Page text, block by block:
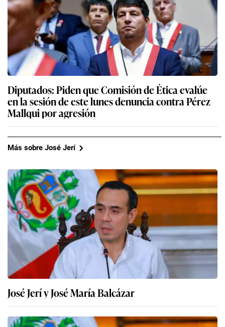
Diputados: Piden que Comisión de Ética evalúe
en la sesión de este lunes denuncia contra Pérez
Mallqui por agresión
Más sobre José Jerí
José Jerí y José María Balcázar